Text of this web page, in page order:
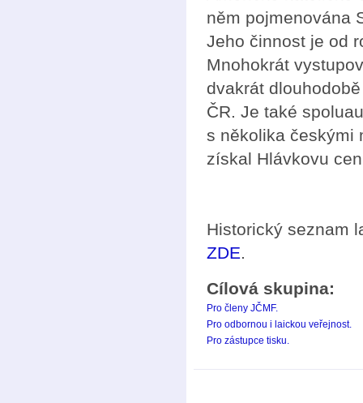
něm pojmenována
Jeho činnost je od
Mnohokrát
dvakrát
ČR. Je také
s několika českými
získal Hlávkovu
Historický seznam
ZDE.
Cílová skupina:
Pro členy JČMF.
Pro odbornou i laickou veřejnost.
Pro zástupce tisku.